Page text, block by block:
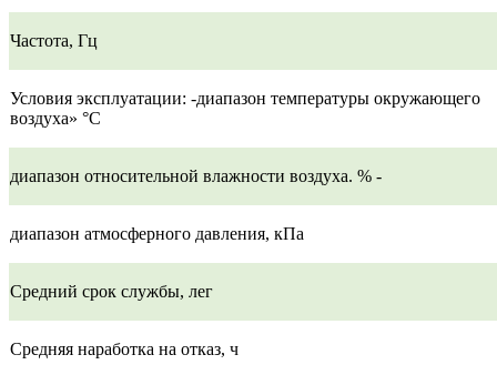
Частота, Гц
Условия эксплуатации: -диапазон температуры окружающего
воздуха» °С
диапазон относительной влажности воздуха. % -
диапазон атмосферного давления, кПа
Средний срок службы, лег
Средняя наработка на отказ, ч